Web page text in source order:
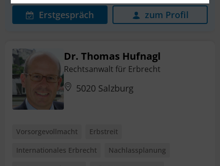
Erstgespräch zum Profil
Dr. Thomas Hufnagl
Rechtsanwalt für Erbrecht
5020 Salzburg
Vorsorgevollmacht
Erbstreit
Internationales Erbrecht
Nachlassplanung